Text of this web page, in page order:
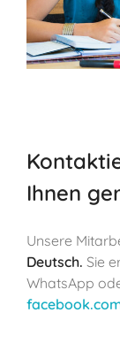
Ihnen
Unsere
Deutsch. Sie
WhatsApp